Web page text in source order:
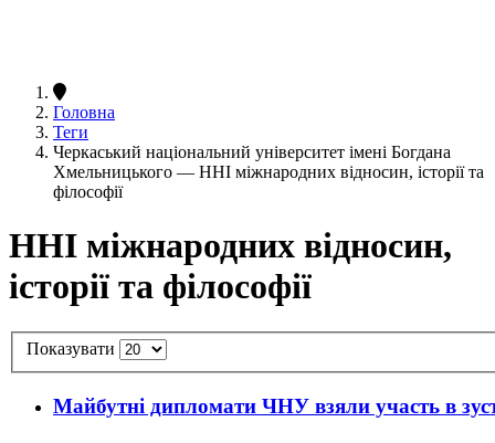
Головна
Теги
Черкаський національний університет імені Богдана
Хмельницького — ННІ міжнародних відносин, історії та
філософії
ННІ міжнародних відносин,
історії та філософії
Показувати
Майбутні дипломати ЧНУ взяли участь в